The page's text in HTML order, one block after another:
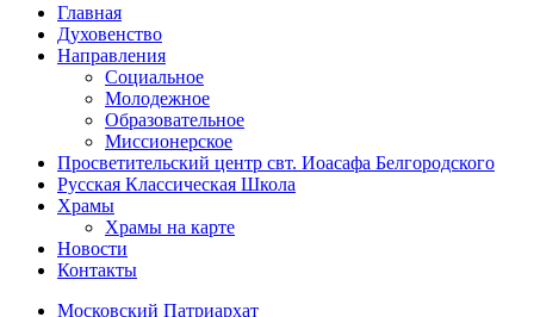
Главная
Духовенство
Направления
Социальное
Молодежное
Образовательное
Миссионерское
Просветительский центр свт. Иоасафа Белгородского
Русская Классическая Школа
Храмы
Храмы на карте
Новости
Контакты
Московский Патриархат